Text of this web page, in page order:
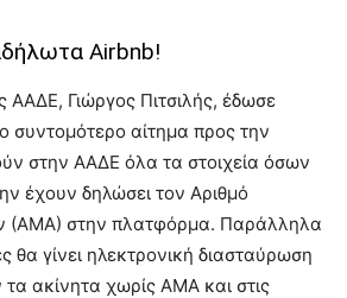
Airbnb!
ΑΑΔΕ, Γιώργος Πιτσιλής, έδωσε
συντομότερο αίτημα προς την
στην ΑΑΔΕ όλα τα στοιχεία όσων
έχουν δηλώσει τον Αριθμό
(ΑΜΑ) στην πλατφόρμα. Παράλληλα
θα γίνει ηλεκτρονική διασταύρωση
τα ακίνητα χωρίς ΑΜΑ και στις